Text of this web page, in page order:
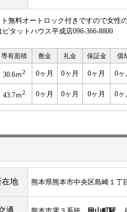
無料オートロック付きですので女性
タットハウス平成店096-366-8800
専有面積 敷金 礼金 保証金 償
30.6ｍ2 0ヶ月 0ヶ月 0ヶ月 0ヶ
43.7ｍ2 0ヶ月 0ヶ月 0ヶ月 0ヶ
在地 熊本県熊本市中央区島崎１丁